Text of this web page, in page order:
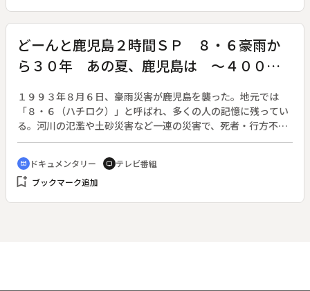
取り組んでいる杉村太蔵さんが再び参戦。愛媛を拠点に県外、
世界へと可能性を広げている注目の経営者らと熱いトークを展
開するほか、前回の特番での共演がきっかけでスタートした杉
村太蔵×マルトモの「コラボ商品開発プロジェクト」から誕生
どーんと鹿児島２時間ＳＰ ８・６豪雨か
ら３０年 あの夏、鹿児島は ～４００本
１９９３年８月６日、豪雨災害が鹿児島を襲った。地元では
「８・６（ハチロク）」と呼ばれ、多くの人の記憶に残ってい
る。河川の氾濫や土砂災害など一連の災害で、死者・行方不明
者は４９人に上り、市街地を中心に住宅など１万３０００戸が
浸水被害を受けた。しかし、災害から長い年月が経ち、当時を
知らない世代も増えている。そこで、局舎が浸水して被災を経
験した地元放送局として、過去の取材テープを１本ずつ見直
cinematic_blur ドキュメンタリー tv テレビ番組
bookmark_add ブックマーク追加